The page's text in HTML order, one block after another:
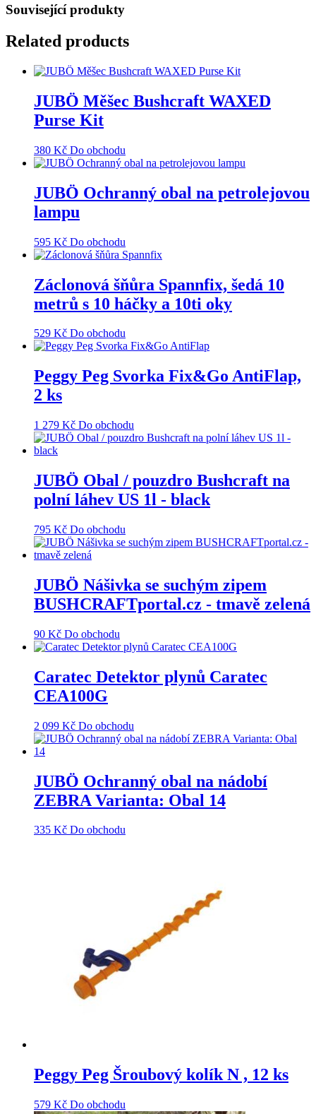
Související produkty
Related products
JUBÖ Měšec Bushcraft WAXED
Purse Kit
380 Kč Do obchodu
JUBÖ Ochranný obal na petrolejovou
lampu
595 Kč Do obchodu
Záclonová šňůra Spannfix, šedá 10
metrů s 10 háčky a 10ti oky
529 Kč Do obchodu
Peggy Peg Svorka Fix&Go AntiFlap,
2 ks
1 279 Kč Do obchodu
JUBÖ Obal / pouzdro Bushcraft na
polní láhev US 1l - black
795 Kč Do obchodu
JUBÖ Nášivka se suchým zipem
BUSHCRAFTportal.cz - tmavě zelená
90 Kč Do obchodu
Caratec Detektor plynů Caratec
CEA100G
2 099 Kč Do obchodu
JUBÖ Ochranný obal na nádobí
ZEBRA Varianta: Obal 14
335 Kč Do obchodu
Peggy Peg Šroubový kolík N , 12 ks
579 Kč Do obchodu